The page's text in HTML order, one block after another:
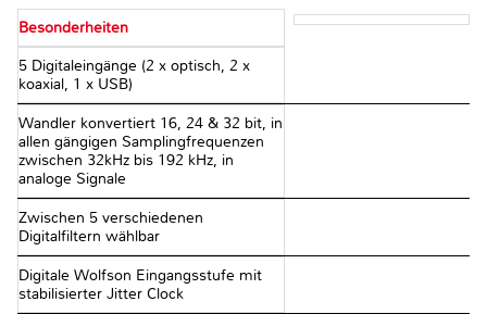
Besonderheiten
5 Digitaleingänge (2 x optisch, 2 x
koaxial, 1 x USB)
Wandler konvertiert 16, 24 & 32 bit, in
allen gängigen Samplingfrequenzen
zwischen 32kHz bis 192 kHz, in
analoge Signale
Zwischen 5 verschiedenen
Digitalfiltern wählbar
Digitale Wolfson Eingangsstufe mit
stabilisierter Jitter Clock